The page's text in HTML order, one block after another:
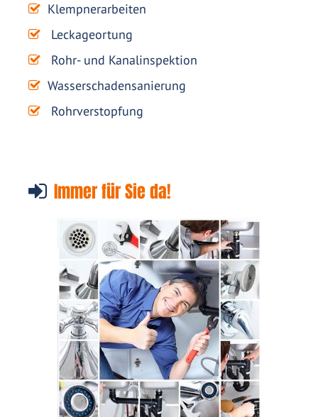
Klempnerarbeiten
Leckageortung
Rohr- und Kanalinspektion
Wasserschadensanierung
Rohrverstopfung
Immer für Sie da!